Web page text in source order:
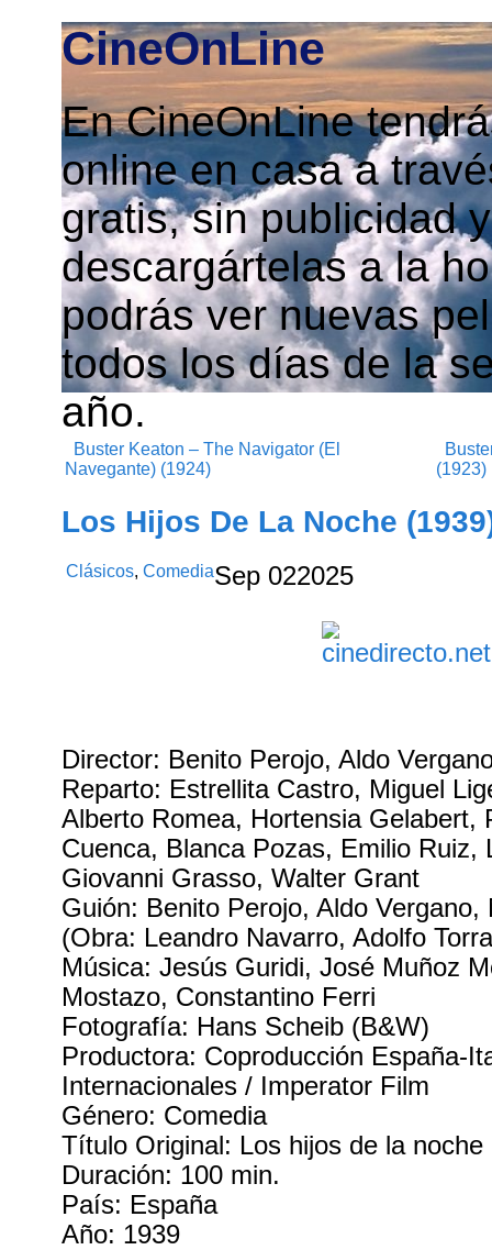
CineOnLine
En CineOnLine
online en casa a
gratis, sin publicidad
descargártelas a la
podrás ver nuevas
todos los días de la
año.
Buster Keaton – The Navigator (El
Navegante) (1924)
(1923)
Los Hijos De La Noche
Clásicos,ComediaSep 022025
Director: Benito Perojo, Aldo
Reparto: Estrellita Castro, Miguel
Alberto Romea, Hortensia Gelabert,
Cuenca, Blanca Pozas, Emilio Ruiz,
Giovanni Grasso, Walter Grant
Guión: Benito Perojo, Aldo Vergano,
(Obra: Leandro Navarro, Adolfo
Música: Jesús Guridi, José Muñoz
Mostazo, Constantino Ferri
Fotografía: Hans Scheib (B&W)
Productora: Coproducción España-
Internacionales / Imperator Film
Género: Comedia
Título Original: Los hijos de la noche
Duración: 100 min.
País: España
Año: 1939